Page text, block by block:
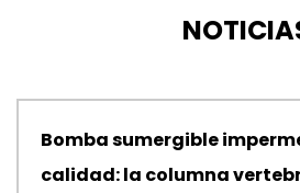
Bomba sumergible
calidad: la columna